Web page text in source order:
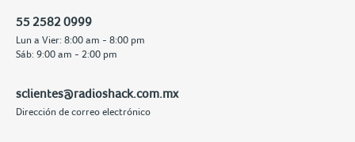
55 2582 0999
Lun a Vier: 8:00 am - 8:00 pm
Sáb: 9:00 am - 2:00 pm
sclientes@radioshack.com.mx
Dirección de correo electrónico